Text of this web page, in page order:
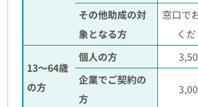
その他助成の対
象となる方
窓口で
く
13～64歳
の方
個人の方
企業でご契約の
方